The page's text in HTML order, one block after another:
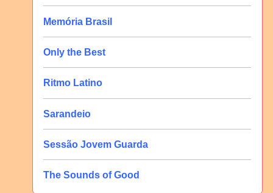
Memória Brasil
Only the Best
Ritmo Latino
Sarandeio
Sessão Jovem Guarda
The Sounds of Good